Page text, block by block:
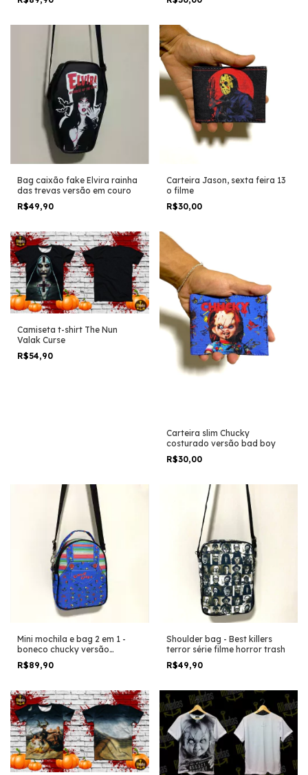
halloween Terror Horror Trash
Bag caixão fake Elvira rainha
das trevas versão em couro
R$49,90
Carteira Jason, sexta feira 13
o filme
R$30,00
Camiseta t-shirt The Nun
Valak Curse
R$54,90
Carteira slim Chucky
costurado versão bad boy
R$30,00
Mini mochila e bag 2 em 1 -
boneco chucky versão
figurino
R$89,90
Shoulder bag - Best killers
terror série filme horror trash
R$49,90